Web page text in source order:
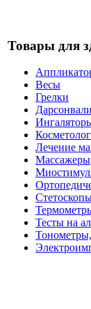
Товары для
Весы
Грелки
Дарсонвали
Лечение
Массажеры
Тесты на